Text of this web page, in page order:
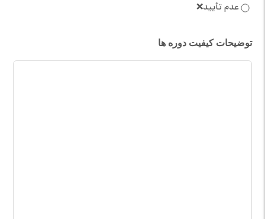
عدم تأیید❌
توضیحات کیفیت دوره ها